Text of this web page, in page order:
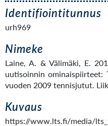
Identifiointitunnus
urh969
Nimeke
Laine, A. & Välimäki, E.
uutisoinnin ominaispiirteet:
vuoden 2009 tennisjutut.
Kuvaus
https://www.lts.fi/media/